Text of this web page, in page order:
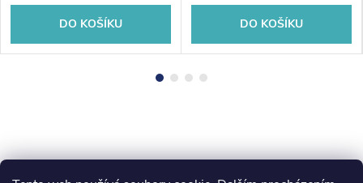
DO KOŠÍKU DO KOŠÍKU